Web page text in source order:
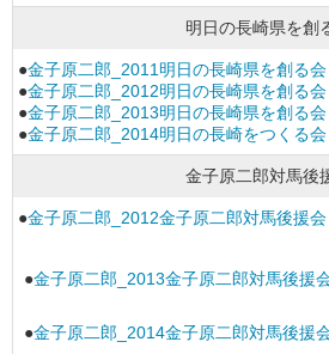
明日の長崎県を創
●金子原二郎_2011明日の長崎県を創る会
●金子原二郎_2012明日の長崎県を創る会
●金子原二郎_2013明日の長崎県を創る会
●金子原二郎_2014明日の長崎をつくる会
金子原二郎対馬後
●金子原二郎_2012金子原二郎対馬後援会
●金子原二郎_2013金子原二郎対馬後援
●金子原二郎_2014金子原二郎対馬後援